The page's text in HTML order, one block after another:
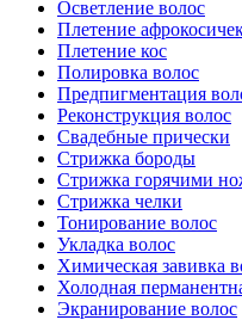
Осветление волос
Плетение
Плетение кос
Полировка волос
Предпигментация
Реконструкция волос
Свадебные прически
Стрижка бороды
Стрижка горячими
Стрижка челки
Тонирование волос
Укладка волос
Химическая завивка
Холодная
Экранирование волос